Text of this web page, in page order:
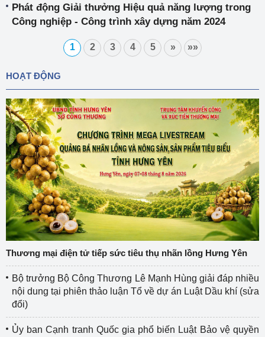
Phát động Giải thưởng Hiệu quả năng lượng trong
Công nghiệp - Công trình xây dựng năm 2024
1 2 3 4 5 » »»
HOẠT ĐỘNG
Thương mại điện tử tiếp sức tiêu thụ nhãn lồng Hưng Yên
Bộ trưởng Bộ Công Thương Lê Mạnh Hùng giải đáp nhiều
nội dung tại phiên thảo luận Tổ về dự án Luật Dầu khí (sửa
đổi)
Ủy ban Cạnh tranh Quốc gia phổ biến Luật Bảo vệ quyền